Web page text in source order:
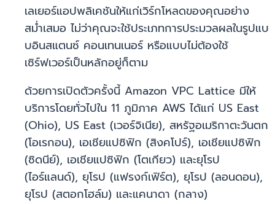
เลเยอร์แอปพลิเคชันให้แก่เวิร์กโหลดของคุณอย่าง
สม่ำเสมอ ไม่ว่าคุณจะใช้ประเภทการประมวลผลในรูปแบ
บอินสแตนซ์ คอนเทนเนอร์ หรือแบบไม่ต้องใช้
เซิร์ฟเวอร์เป็นหลักอยู่ก็ตาม
ด้วยการเปิดตัวครั้งนี้ Amazon VPC Lattice มีให้
บริการโดยทั่วไปใน 11 ภูมิภาค AWS ได้แก่ US East
(Ohio), US East (เวอร์จิเนีย), สหรัฐอเมริกาตะวันตก
(โอเรกอน), เอเชียแปซิฟิก (สิงคโปร์), เอเชียแปซิฟิก
(ซิดนีย์), เอเชียแปซิฟิก (โตเกียว) และยุโรป
(ไอร์แลนด์), ยุโรป (แฟรงก์เฟิร์ต), ยุโรป (ลอนดอน),
ยุโรป (สตอกโฮล์ม) และแคนาดา (กลาง)